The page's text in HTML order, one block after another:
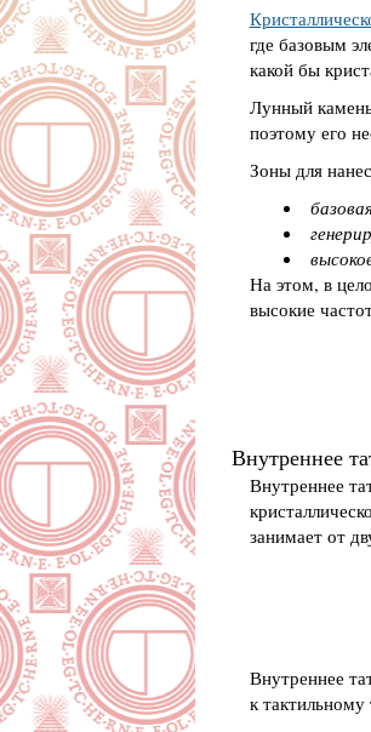
где базовым
какой бы
Лунный
поэтому его
Зоны для
На этом, в
высокие
Внутреннее
Внутреннее
занимает от
Внутреннее
к